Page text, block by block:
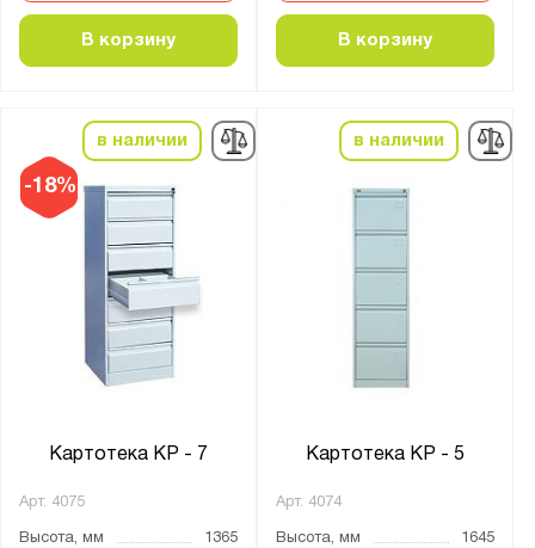
В корзину В корзину
-18%
в наличии
Картотека KP - 7
Арт. 4075
Высота, мм
1365
в наличии
Картотека KP - 5
Арт. 4074
Высота, мм
1645